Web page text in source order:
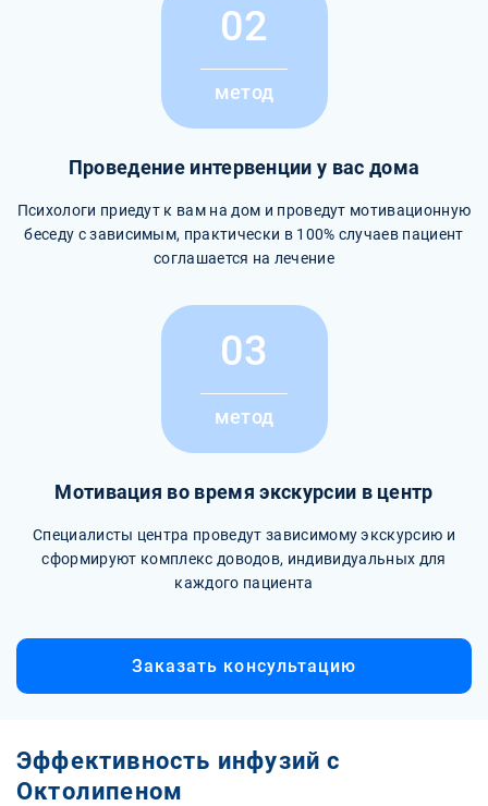
02
метод
Проведение интервенции у вас дома
Психологи приедут к вам на дом и проведут мотивационную
беседу с зависимым, практически в 100% случаев пациент
соглашается на лечение
03
метод
Мотивация во время экскурсии в центр
Специалисты центра проведут зависимому экскурсию и
сформируют комплекс доводов, индивидуальных для
каждого пациента
Заказать консультацию
Эффективность инфузий с
Октолипеном